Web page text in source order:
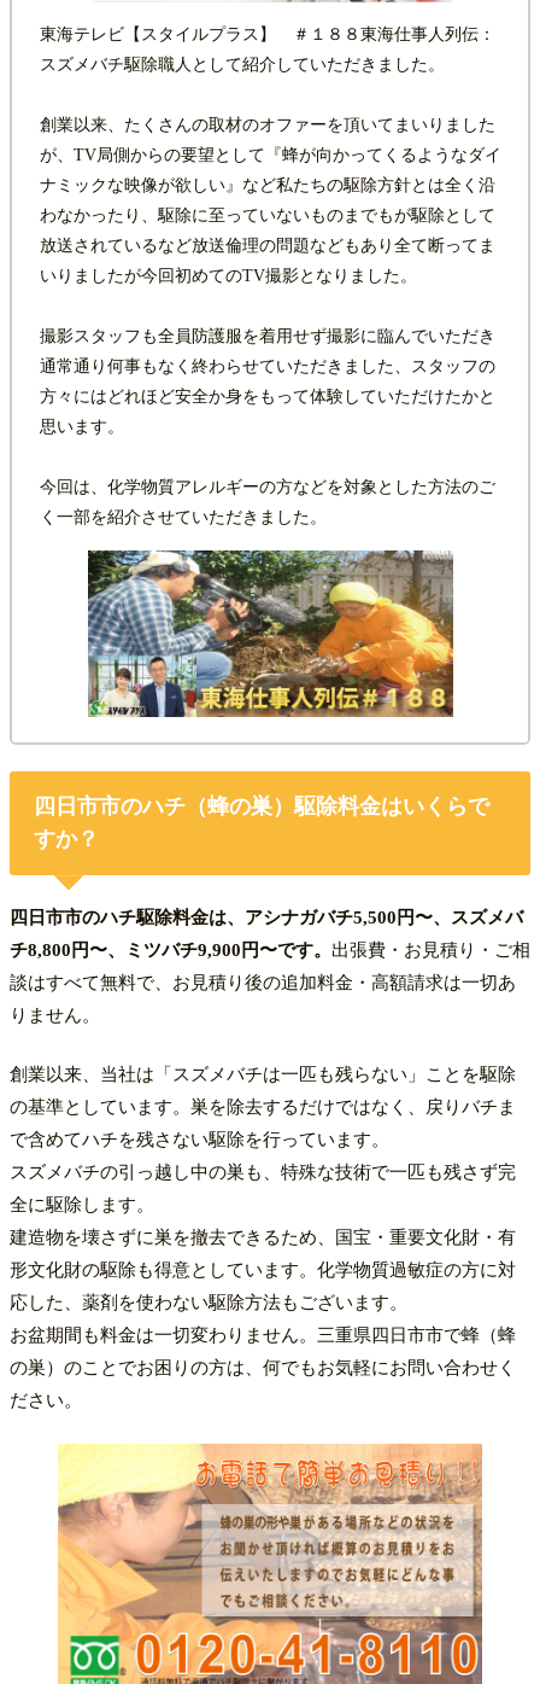
東海テレビ【スタイルプラス】 ＃１８８東海仕事人列伝：
スズメバチ駆除職人として紹介していただきました。
創業以来、たくさんの取材のオファーを頂いてまいりました
が、TV局側からの要望として『蜂が向かってくるようなダイ
ナミックな映像が欲しい』など私たちの駆除方針とは全く沿
わなかったり、駆除に至っていないものまでもが駆除として
放送されているなど放送倫理の問題などもあり全て断ってま
いりましたが今回初めてのTV撮影となりました。
撮影スタッフも全員防護服を着用せず撮影に臨んでいただき
通常通り何事もなく終わらせていただきました、スタッフの
方々にはどれほど安全か身をもって体験していただけたかと
思います。
今回は、化学物質アレルギーの方などを対象とした方法のご
く一部を紹介させていただきました。
四日市市のハチ（蜂の巣）駆除料金はいくらで
すか？
四日市市のハチ駆除料金は、アシナガバチ5,500円〜、スズメバ
チ8,800円〜、ミツバチ9,900円〜です。 出張費・お見積り・ご相
談はすべて無料で、お見積り後の追加料金・高額請求は一切あ
りません。
創業以来、当社は「スズメバチは一匹も残らない」ことを駆除
の基準としています。巣を除去するだけではなく、戻りバチま
で含めてハチを残さない駆除を行っています。
スズメバチの引っ越し中の巣も、特殊な技術で一匹も残さず完
全に駆除します。
建造物を壊さずに巣を撤去できるため、国宝・重要文化財・有
形文化財の駆除も得意としています。化学物質過敏症の方に対
応した、薬剤を使わない駆除方法もございます。
お盆期間も料金は一切変わりません。三重県四日市市で蜂（蜂
の巣）のことでお困りの方は、何でもお気軽にお問い合わせく
ださい。